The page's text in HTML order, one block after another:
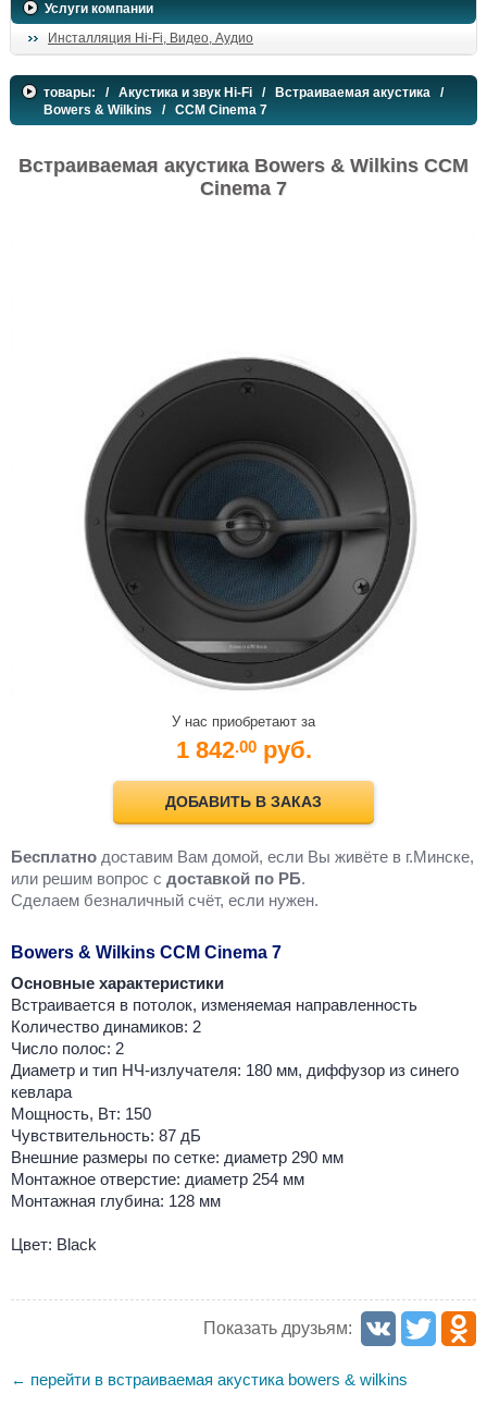
Услуги компании
Инсталляция Hi-Fi, Видео, Аудио
товары: / Акустика и звук Hi-Fi / Встраиваемая акустика /
Bowers & Wilkins / CCM Cinema 7
Встраиваемая акустика Bowers & Wilkins CCM
Cinema 7
У нас приобретают за
1 842.00 руб.
ДОБАВИТЬ В ЗАКАЗ
Бесплатно доставим Вам домой, если Вы живёте в г.Минске,
или решим вопрос с доставкой по РБ.
Cделаем безналичный счёт, если нужен.
Bowers & Wilkins CCM Cinema 7
Основные характеристики
Встраивается в потолок, изменяемая направленность
Количество динамиков: 2
Число полос: 2
Диаметр и тип НЧ-излучателя: 180 мм, диффузор из синего
кевлара
Мощность, Вт: 150
Чувствительность: 87 дБ
Внешние размеры по сетке: диаметр 290 мм
Монтажное отверстие: диаметр 254 мм
Монтажная глубина: 128 мм
Цвет: Black
Показать друзьям:
← перейти в встраиваемая акустика bowers & wilkins